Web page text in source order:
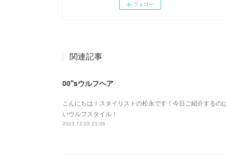
フォロー
関連記事
00''sウルフヘア
こんにちは！スタイリストの松永です！今日ご紹介する
いウルフスタイル！
2023.12.03 23:06